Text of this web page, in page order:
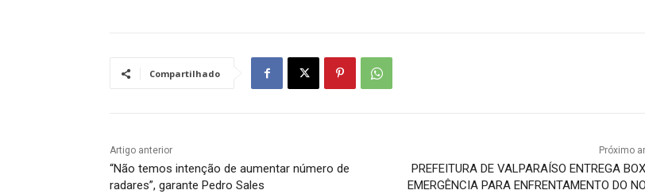
Compartilhado
Artigo anterior
“Não temos intenção de aumentar número de
radares”, garante Pedro Sales
Próximo
PREFEITURA DE VALPARAÍSO ENTREGA
EMERGÊNCIA PARA ENFRENTAMENTO DO